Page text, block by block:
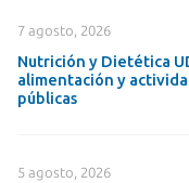
7 agosto, 2026
Nutrición y Dietética
alimentación y
públicas
5 agosto, 2026